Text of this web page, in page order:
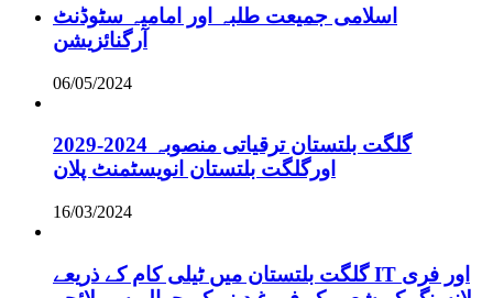
اسلامی جمیعت طلبہ اور امامیہ سٹوڈنٹ
آرگنائزیشن
06/05/2024
گلگت بلتستان ترقیاتی منصوبہ 2024-2029
اورگلگت بلتستان انویسٹمنٹ پلان
16/03/2024
گلگت بلتستان میں ٹیلی کام کے ذریعے IT اور فری